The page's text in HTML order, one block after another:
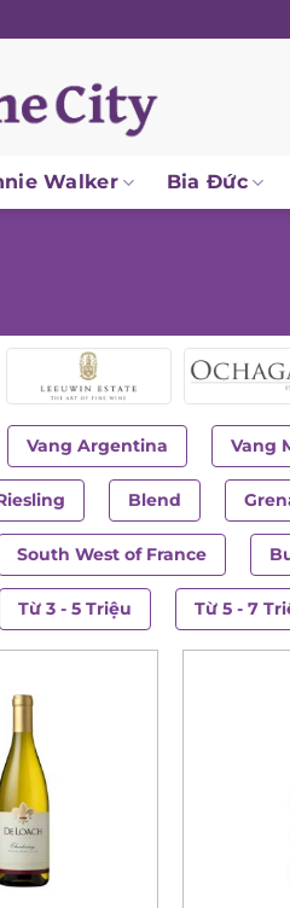
Walker Bia Đức
Vang Argentina Vang
Blend
South West of France
Từ 3 - 5 Triệu Từ 5 - 7